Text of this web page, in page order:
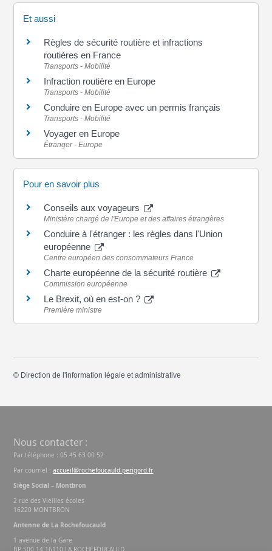
Et aussi
Règles de sécurité routière et infractions
routières en France
Transports - Mobilité
Infraction routière en Europe
Transports - Mobilité
Conduire en Europe avec un permis français
Transports - Mobilité
Voyager en Europe
Étranger - Europe
Pour en savoir plus
Conseils aux voyageurs
Ministère chargé de l'Europe et des affaires étrangères
Conduire à l'étranger : les règles dans l'Union
européenne
Centre européen des consommateurs France
Charte européenne de la sécurité routière
Commission européenne
Le Brexit, où en est-on ?
Première ministre
© Direction de l'information légale et administrative
Nous contacter :
Par téléphone : 05 45 63 00 52
Par courriel :accueil@rochefoucauld-perigord.fr
Siège Social – Montbron
2 rue des Vieilles écoles
16220 MONTBRON
Antenne de La Rochefoucauld
1 avenue de la Gare
BP 500 14 16110 LA ROCHEFOUCAULD